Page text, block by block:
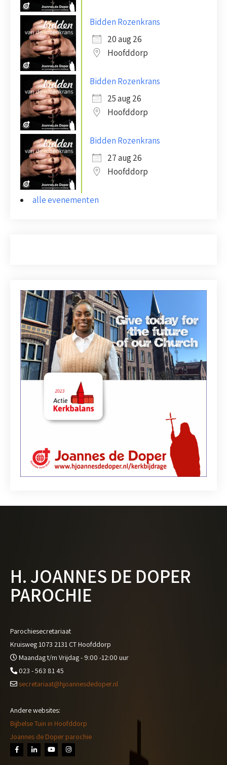
Bidden Rozenkrans
20 aug 26
Hoofddorp
Bidden Rozenkrans
25 aug 26
Hoofddorp
Bidden Rozenkrans
27 aug 26
Hoofddorp
alle evenementen
H. JOANNES DE DOPER
PAROCHIE
Parochiesecretariaat
Kruisweg 1073 2131 CT Hoofddorp
Maandag t/m Vrijdag - 9:00 -12:00 uur
023 - 563 81 45
secretariaat@hjoannesdedoper.nl
Andere websites:
Bijbelse Tuin in Hoofddorp
Joannes de Doper parochie